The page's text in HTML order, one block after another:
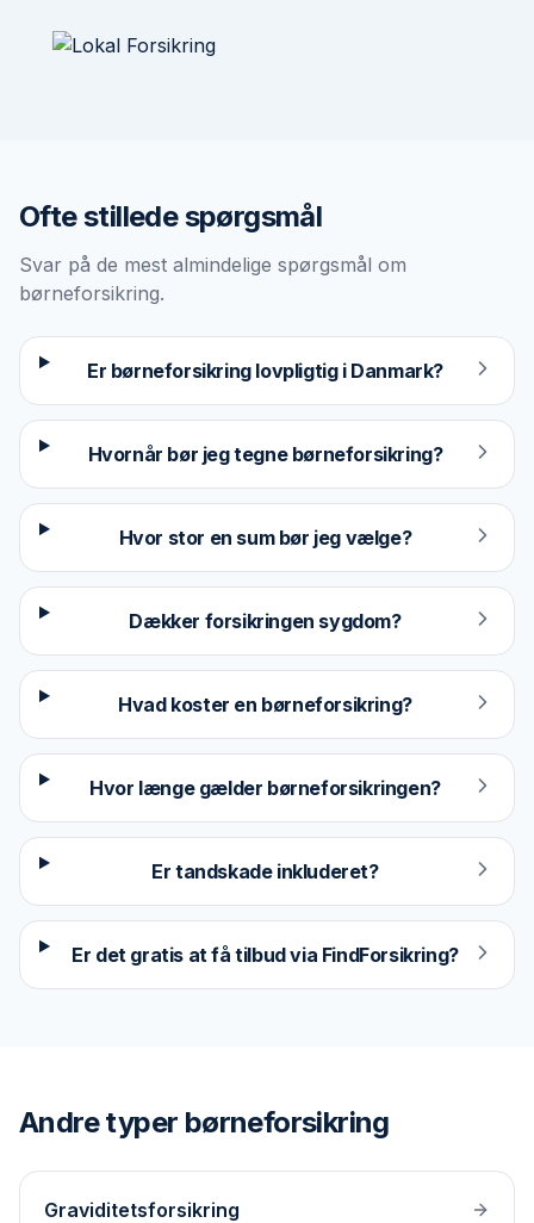
Ofte stillede spørgsmål
Svar på de mest almindelige spørgsmål om
børneforsikring.
Er børneforsikring lovpligtig i Danmark?
Hvornår bør jeg tegne børneforsikring?
Hvor stor en sum bør jeg vælge?
Dækker forsikringen sygdom?
Hvad koster en børneforsikring?
Hvor længe gælder børneforsikringen?
Er tandskade inkluderet?
Er det gratis at få tilbud via FindForsikring?
Andre typer børneforsikring
Graviditetsforsikring